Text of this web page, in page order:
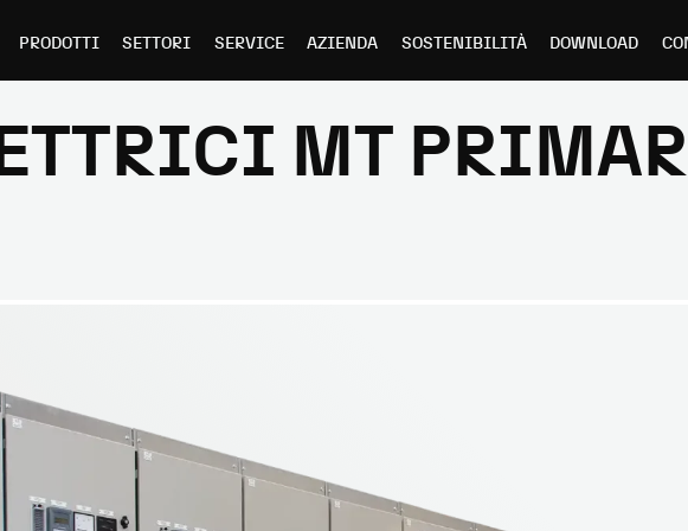
PRODOTTI SETTORI SERVICE AZIENDA SOSTENIBILITÀ DOWNLOAD
MT